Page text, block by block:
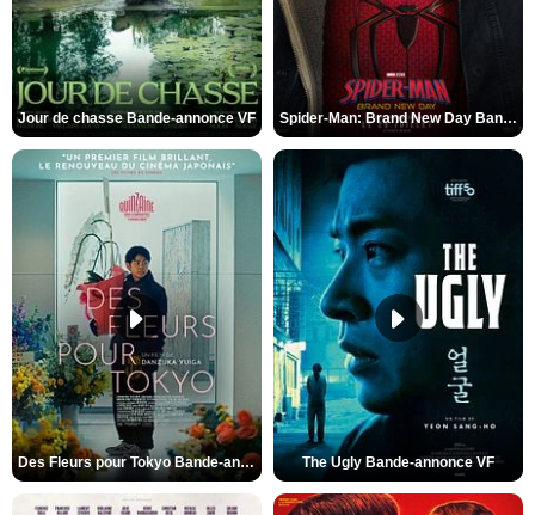
Jour de chasse Bande-annonce VF Spider-Man: Brand New Day Bande-annonce (3) VO STFR
Des Fleurs pour Tokyo Bande-annonce VO STFR The Ugly Bande-annonce VF